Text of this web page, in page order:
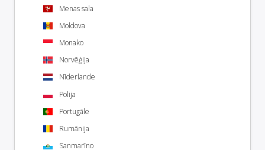
Menas sala
Moldova
Monako
Norvēģija
Nīderlande
Polija
Portugāle
Rumānija
Sanmarīno